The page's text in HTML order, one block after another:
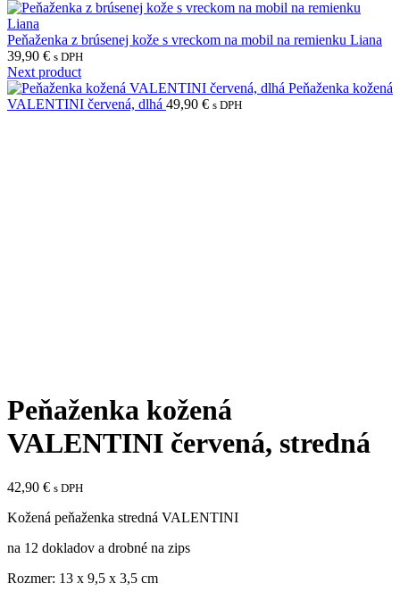
Peňaženka z brúsenej kože s vreckom na mobil na remienku Liana
39,90 € s DPH
Next product
Peňaženka kožená
VALENTINI červená, dlhá 49,90 € s DPH
Peňaženka kožená
VALENTINI červená, stredná
42,90 € s DPH
Kožená peňaženka stredná VALENTINI
na 12 dokladov a drobné na zips
Rozmer: 13 x 9,5 x 3,5 cm